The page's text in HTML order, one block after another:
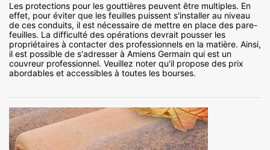
Les protections pour les gouttières peuvent être multiples. En
effet, pour éviter que les feuilles puissent s'installer au niveau
de ces conduits, il est nécessaire de mettre en place des pare-
feuilles. La difficulté des opérations devrait pousser les
propriétaires à contacter des professionnels en la matière. Ainsi,
il est possible de s'adresser à Amiens Germain qui est un
couvreur professionnel. Veuillez noter qu'il propose des prix
abordables et accessibles à toutes les bourses.